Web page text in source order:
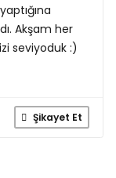
Akşam her
seviyoduk :)
Şikayet Et